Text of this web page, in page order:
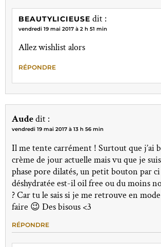
BEAUTYLICIEUSE dit :
vendredi 19 mai 2017 à 2 h 51 min
Allez wishlist alors
RÉPONDRE
Audedit :
vendredi 19 mai 2017 à 13 h 56 min
Il me tente carrément ! Surtout que j’ai
crème de jour actuelle mais vu que je
phase pore dilatés, un petit bouton par
déshydratée est-il oil free ou du moins
? Car tu le sais si je me retrouve en mode
faire 😉 Des bisous <3
RÉPONDRE